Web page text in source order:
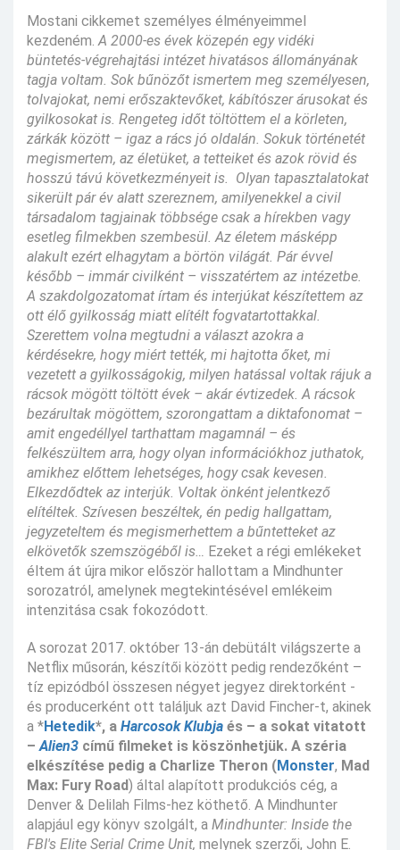
Mostani cikkemet személyes élményeimmel
kezdeném.A 2000-es évek közepén egy vidéki
büntetés-végrehajtási intézet hivatásos állományának
tagja voltam. Sok bűnözőt ismertem meg személyesen,
tolvajokat, nemi erőszaktevőket, kábítószer árusokat és
gyilkosokat is. Rengeteg időt töltöttem el a körleten,
zárkák között – igaz a rács jó oldalán. Sokuk történetét
megismertem, az életüket, a tetteiket és azok rövid és
hosszú távú következményeit is. Olyan tapasztalatokat
sikerült pár év alatt szereznem, amilyenekkel a civil
társadalom tagjainak többsége csak a hírekben vagy
esetleg filmekben szembesül. Az életem másképp
alakult ezért elhagytam a börtön világát. Pár évvel
később – immár civilként – visszatértem az intézetbe.
A szakdolgozatomat írtam és interjúkat készítettem az
ott élő gyilkosság miatt elítélt fogvatartottakkal.
Szerettem volna megtudni a választ azokra a
kérdésekre, hogy miért tették, mi hajtotta őket, mi
vezetett a gyilkosságokig, milyen hatással voltak rájuk a
rácsok mögött töltött évek – akár évtizedek. A rácsok
bezárultak mögöttem, szorongattam a diktafonomat –
amit engedéllyel tarthattam magamnál – és
felkészültem arra, hogy olyan információkhoz juthatok,
amikhez előttem lehetséges, hogy csak kevesen.
Elkezdődtek az interjúk. Voltak önként jelentkező
elítéltek. Szívesen beszéltek, én pedig hallgattam,
jegyzeteltem és megismerhettem a bűntetteket az
elkövetők szemszögéből is… Ezeket a régi emlékeket
éltem át újra mikor először hallottam a Mindhunter
sorozatról, amelynek megtekintésével emlékeim
intenzitása csak fokozódott.
A sorozat 2017. október 13-án debütált világszerte a
Netflix műsorán, készítői között pedig rendezőként –
tíz epizódból összesen négyet jegyez direktorként -
és producerként ott találjuk azt David Fincher-t, akinek
a *Hetedik*, a Harcosok Klubja és – a sokat vitatott
–Alien3 című filmeket is köszönhetjük. A széria
elkészítése pedig a Charlize Theron (Monster, Mad
Max: Fury Road) által alapított produkciós cég, a
Denver & Delilah Films-hez köthető. A Mindhunter
alapjául egy könyv szolgált, a Mindhunter: Inside the
FBI's Elite Serial Crime Unit, melynek szerzői, John E.